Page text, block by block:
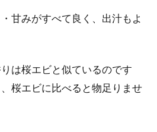
甘みがすべて良く、出汁もよ
は桜エビと似ているのです
桜エビに比べると物足りませ